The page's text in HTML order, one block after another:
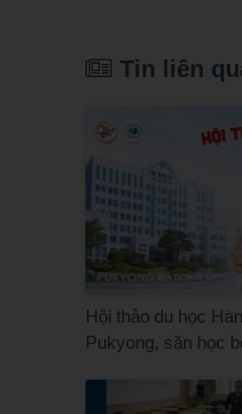
Tin liên
Hội thảo du học
Pukyong, săn học